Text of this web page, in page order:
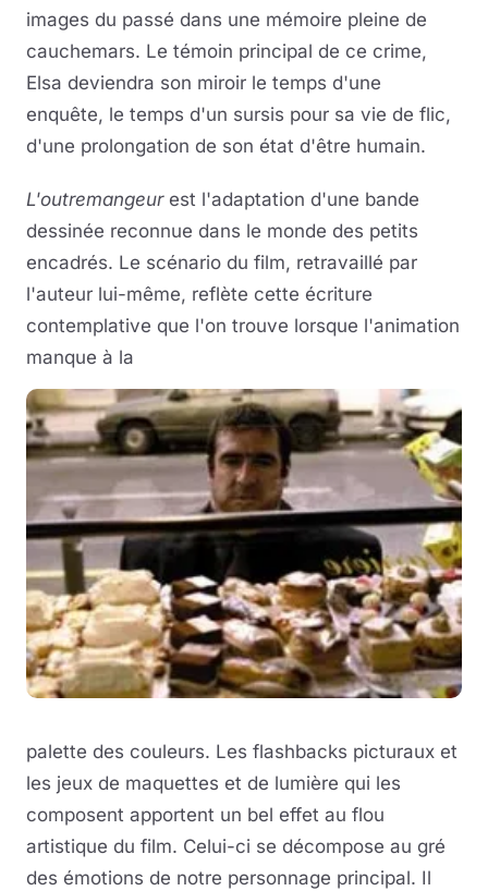
images du passé dans une mémoire pleine de
cauchemars. Le témoin principal de ce crime,
Elsa deviendra son miroir le temps d'une
enquête, le temps d'un sursis pour sa vie de flic,
d'une prolongation de son état d'être humain.
L'outremangeurest l'adaptation d'une bande
dessinée reconnue dans le monde des petits
encadrés. Le scénario du film, retravaillé par
l'auteur lui-même, reflète cette écriture
contemplative que l'on trouve lorsque l'animation
manque à la
palette des couleurs. Les flashbacks picturaux et
les jeux de maquettes et de lumière qui les
composent apportent un bel effet au flou
artistique du film. Celui-ci se décompose au gré
des émotions de notre personnage principal. Il